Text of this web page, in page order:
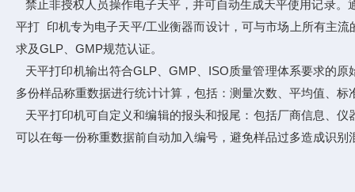
禁止非授权人员操作电子天平，并可自动生成天平使用记录
平打 印机专为电子天平/工业衡器而设计，可与市场上所有主
求及GLP、GMP规范认证。
天平打印机输出符合GLP、GMP、ISO质量管理体系要求的
多份样品称重数据进行统计计算，包括：测量次数、平均值、
天平打印机可自定义和编辑的报头和报尾：包括厂商信息、
可以在每一份称重数据前自动加入编号，避免样品过多造成识